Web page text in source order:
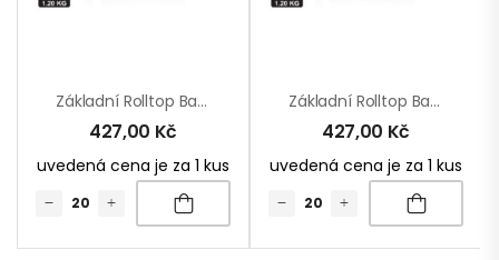
Základní Rolltop Batoh Impact Z RPET AWARE™
427,00 Kč
uvedená cena je za 1 kus
Základní Rolltop Batoh Impact Z RPET AWARE™
427,00 Kč
uvedená cena je za 1 kus